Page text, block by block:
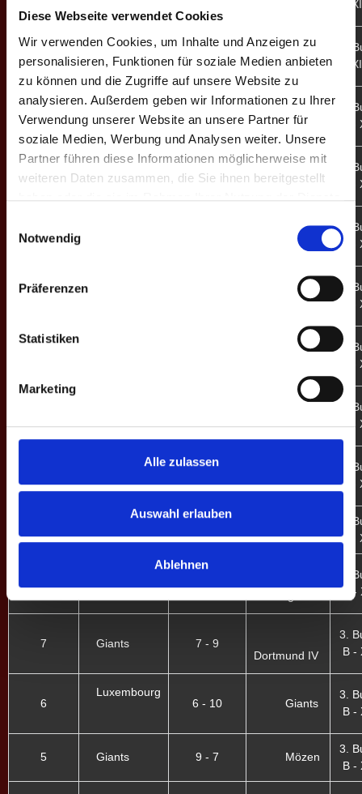
Diese Webseite verwendet Cookies
Wir verwenden Cookies, um Inhalte und Anzeigen zu
personalisieren, Funktionen für soziale Medien anbieten
zu können und die Zugriffe auf unsere Website zu
analysieren. Außerdem geben wir Informationen zu Ihrer
Verwendung unserer Website an unsere Partner für
soziale Medien, Werbung und Analysen weiter. Unsere
Partner führen diese Informationen möglicherweise mit
weiteren Daten zusammen, die Sie ihnen bereitgestellt
Notwendig
Präferenzen
Statistiken
Marketing
Alle zulassen
Auswahl erlauben
Ablehnen
-
Koblenz
9 - 7
Budapest
2.
-
9
Hannover
8 - 8
Budapest
2.
A
8
Mayence II
11 - 5
Budapest
2.
A
7
Dortmund II
2.
B -
6
2.
B
2.
B
Viersen
2.
B -
Budapest
DMADO
2.
B -
3.
A -
3.
B -
7 Giants
7 - 9
Dortmund IV
3.
B -
6
Luxembourg
6 - 10
Giants
3.
B -
5 Giants 9 - 7 Mözen
3.
B -